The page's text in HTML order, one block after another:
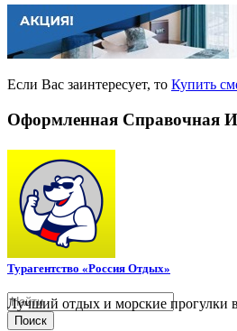
Поиск
Если Вас заинтересует, то Купить
Оформленная Справочная
Турагентство «Россия Отдых»
Лучший отдых и морские прогулки в